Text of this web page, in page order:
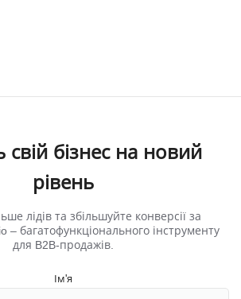
свій бізнес на новий
рівень
лідів та збільшуйте конверсії за
‒ багатофункціонального інструменту
для B2B-продажів.
Ім'я